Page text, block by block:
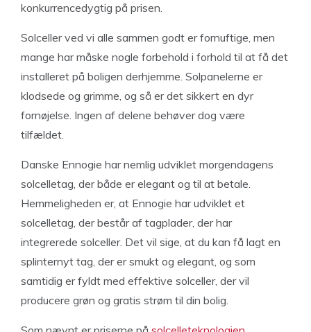
konkurrencedygtig på prisen.
Solceller ved vi alle sammen godt er fornuftige, men
mange har måske nogle forbehold i forhold til at få det
installeret på boligen derhjemme. Solpanelerne er
klodsede og grimme, og så er det sikkert en dyr
fornøjelse. Ingen af delene behøver dog være
tilfældet.
Danske Ennogie har nemlig udviklet morgendagens
solcelletag, der både er elegant og til at betale.
Hemmeligheden er, at Ennogie har udviklet et
solcelletag, der består af tagplader, der har
integrerede solceller. Det vil sige, at du kan få lagt en
splinternyt tag, der er smukt og elegant, og som
samtidig er fyldt med effektive solceller, der vil
producere grøn og gratis strøm til din bolig.